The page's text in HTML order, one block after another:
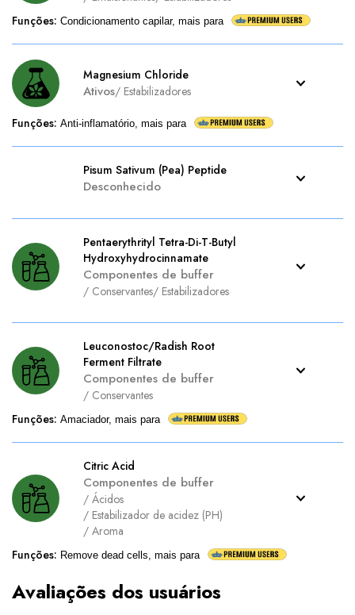
Funções: Condicionamento capilar, mais para
Magnesium Chloride
Ativos/ Estabilizadores
Funções: Anti-inflamatório, mais para
Pisum Sativum (Pea) Peptide
Desconhecido
Pentaerythrityl Tetra-Di-T-Butyl
Hydroxyhydrocinnamate
Componentes de buffer
/ Conservantes/ Estabilizadores
Leuconostoc/Radish Root
Ferment Filtrate
Componentes de buffer
/ Conservantes
Funções: Amaciador, mais para
Citric Acid
Componentes de buffer
/ Ácidos
/ Estabilizador de acidez (PH)
/ Aroma
Funções: Remove dead cells, mais para
Avaliações dos usuários